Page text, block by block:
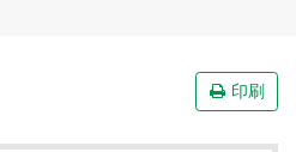
印刷